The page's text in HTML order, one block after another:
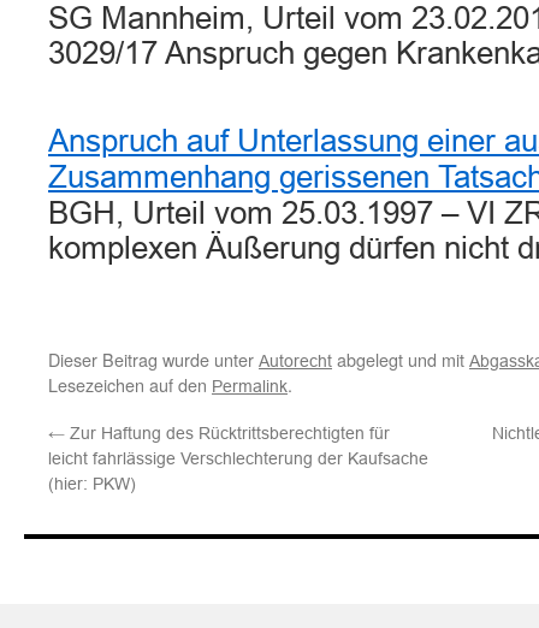
SG Mannheim, Urteil vom
3029/17 Anspruch gegen
Anspruch auf Unterlassung einer
Zusammenhang gerissenen
BGH, Urteil vom 25.03.1997 – VI
komplexen Äußerung dürfen nicht
Dieser Beitrag wurde unter Autorecht abgelegt und mit
Lesezeichen auf den Permalink.
← Zur Haftung des Rücktrittsberechtigten für
leicht fahrlässige Verschlechterung der Kaufsache
(hier: PKW)